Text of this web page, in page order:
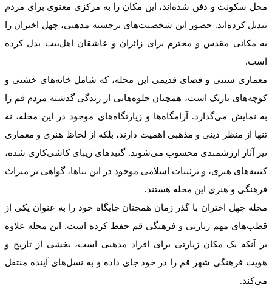
محل سکونت و دفن شده‌اند، این مکان را به مرکزی معنوی برای مردم
تبدیل کرده‌اند. حضور این شخصیت‌های برجسته مذهبی، چهل اختران را
به مکانی مقدس و محترم برای زائران و عاشقان اهل‌بیت بدل کرده
است.
معماری سنتی و فضای قدیمی این محله، که شامل خانه‌های خشتی و
کوچه‌های باریک است، همچنان جلوه‌هایی از زندگی گذشته مردم قم را
به نمایش می‌گذارد. آرامگاه‌ها و زیارتگاه‌های موجود در این محله، نه
تنها از منظر دینی و مذهبی اهمیت دارند، بلکه از لحاظ هنری و معماری
نیز آثار ارزشمندی محسوب می‌شوند. گنبدهای زیبای کاشی‌کاری شده،
کتیبه‌های هنری، و تزئینات اسلامی موجود در این بناها، گواهی بر میراث
فرهنگی و هنری این محله هستند.
محله چهل اختران با گذر زمان همچنان جایگاه خود را به عنوان یکی از
قطب‌های مهم زیارتی و فرهنگی قم حفظ کرده است. این محله علاوه
بر آنکه یک مکان زیارتی برای افراد مذهبی است، بخشی از تاریخ و
هویت فرهنگی شهر قم را در خود جای داده و به نسل‌های آینده منتقل
می‌کند.